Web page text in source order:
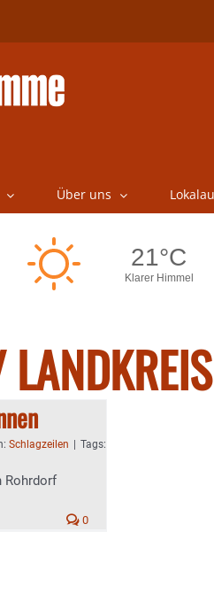
Über uns
Schlagzeilen
Tags:
Rohrdorf
0